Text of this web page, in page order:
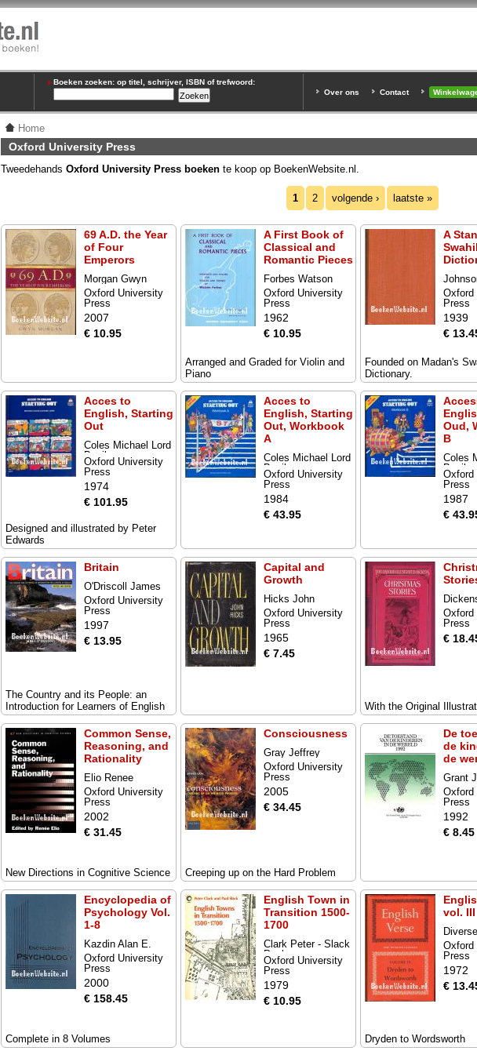
Boeken zoeken: op titel, schrijver, ISBN of trefwoord:
Over ons
Contact
Home
Oxford University Press
Tweedehands Oxford University Press boeken te koop op BoekenWebsite.nl.
1 2 volgende › laatste »
69 A.D. the Year
of Four
Emperors
Morgan Gwyn
Oxford University
Press
2007
€ 10.95
A First Book of
Classical and
Romantic Pieces
Forbes Watson
Oxford University
Press
1962
€ 10.95
Arranged and Graded for Violin and
Piano
A
Oxford
Press
1939
€
Founded on Madan's
Dictionary.
Acces to
English, Starting
Out
Coles Michael Lord
Basil
Oxford University
Press
1974
€ 101.95
Designed and illustrated by Peter
Edwards
Acces to
English, Starting
Out, Workbook
A
Coles Michael Lord
Basil
Oxford University
Press
1984
€ 43.95
Oud,
B
Coles
Basil
Oxford
Press
1987
€
Britain
O'Driscoll James
Oxford University
Press
1997
€ 13.95
The Country and its People: an
Introduction for Learners of English
Capital and
Growth
Hicks John
Oxford University
Press
1965
€ 7.45
Oxford
Press
€
With the Original
Common Sense,
Reasoning, and
Rationality
Elio Renee
Oxford University
Press
2002
€ 31.45
New Directions in Cognitive Science
Consciousness
Gray Jeffrey
Oxford University
Press
2005
€ 34.45
Creeping up on the Hard Problem
De
de
de
Grant
Oxford
Press
1992
€ 8.45
Encyclopedia of
Psychology Vol.
1-8
Kazdin Alan E.
Oxford University
Press
2000
€ 158.45
Complete in 8 Volumes
English Town in
Transition 1500-
1700
Clark Peter - Slack
Paul
Oxford University
Press
1979
€ 10.95
vol. III
Oxford
Press
1972
€
Dryden to Wordsworth